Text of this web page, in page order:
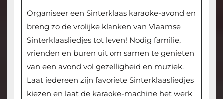
Organiseer een Sinterklaas karaoke-avond en
breng zo de vrolijke klanken van Vlaamse
Sinterklaasliedjes tot leven! Nodig familie,
vrienden en buren uit om samen te genieten
van een avond vol gezelligheid en muziek.
Laat iedereen zijn favoriete Sinterklaasliedjes
kiezen en laat de karaoke-machine het werk